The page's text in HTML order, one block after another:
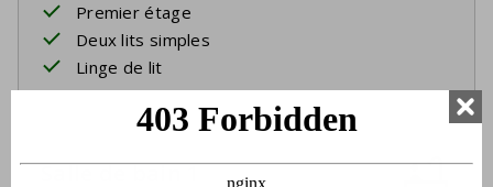
Premier étage
Deux lits simples
Linge de lit
Salle de bain 1